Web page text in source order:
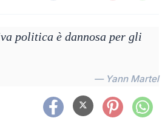
politica è dannosa per gli
— Yann Martel